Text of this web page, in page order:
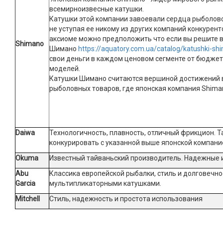
Shimano
всемирноизвесные катушки.
Катушки этой компании завоевали сердца
не уступая ее никому из других компаний
аксиоме можно предположить что если вы решите
Шимано https://aquatory.com.ua/catalog/katushki-
свои деньги в каждом ценовом сегменте от
моделей.
Катушки Шимано считаются вершиной достижений
рыболовных товаров, где японская компания
Daiwa
Технологичность, плавность, отличный фрикцион.
конкурировать с указанной выше японской
Okuma
Известный тайваньский производитель. Надежные
Abu
Garcia
Классика европейской рыбалки, стиль и
мультипликаторными катушками.
Mitchell
Стиль, надежность и простота использования